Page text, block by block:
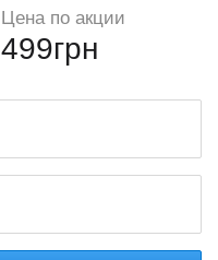
Цена по акции
499грн